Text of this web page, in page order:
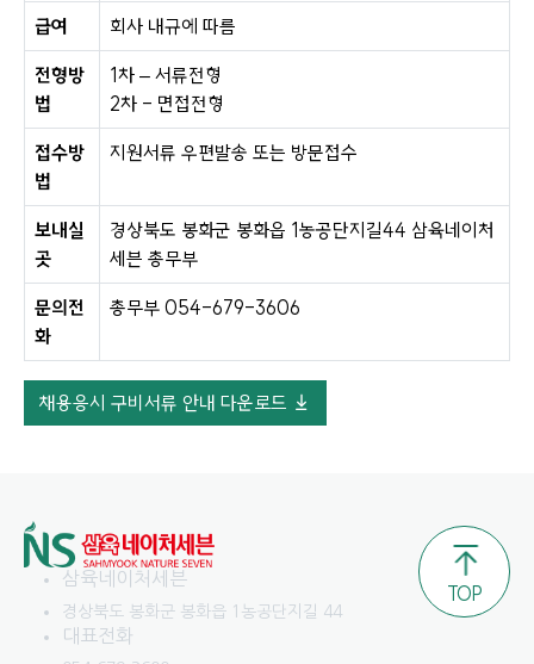
급여 회사 내규에 따름
전형방
법
1차 – 서류전형
2차 - 면접전형
접수방
법
지원서류 우편발송 또는 방문접수
보내실
곳
경상북도 봉화군 봉화읍 1농공단지길44 삼육네이처
세븐 총무부
문의전
화
총무부 054-679-3606
채용응시 구비서류 안내 다운로드
삼육네이처세븐
경상북도 봉화군 봉화읍 1농공단지길 44
대표전화
TOP